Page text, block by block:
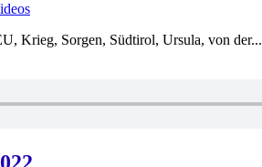
Krieg, Sorgen, Südtirol, Ursula, von der...